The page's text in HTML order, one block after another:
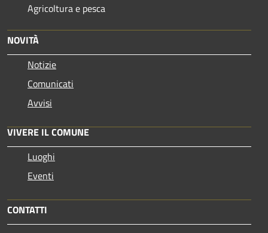
Agricoltura e pesca
NOVITÀ
Notizie
Comunicati
Avvisi
VIVERE IL COMUNE
Luoghi
Eventi
CONTATTI